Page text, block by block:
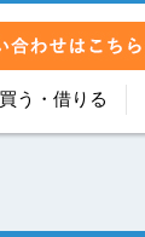
買う・借りる